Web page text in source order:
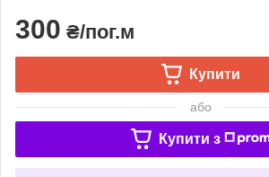
300 ₴/пог.м
Купити
або
Купити з